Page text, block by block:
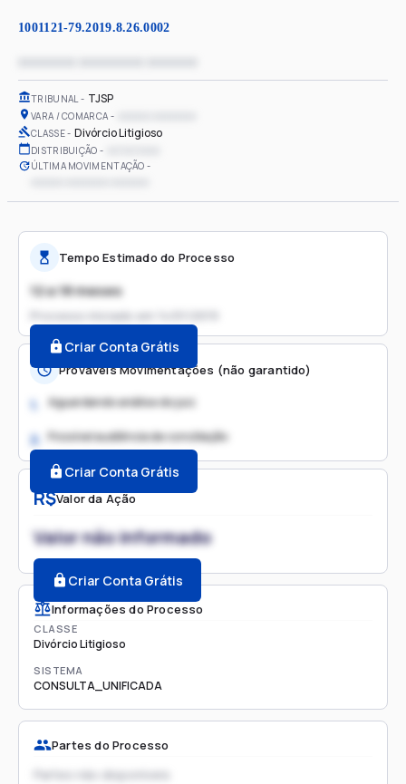
1001121-79.2019.8.26.0002
TRIBUNAL TJSP
VARA / COMARCA
CLASSE Divórcio Litigioso
DISTRIBUIÇÃO
ÚLTIMA MOVIMENTAÇÃO
R$Valor da Ação
Valor não informado
Criar Conta Grátis
Informações do Processo
CLASSE
Divórcio Litigioso
SISTEMA
CONSULTA_UNIFICADA
Partes do Processo
Partes não disponíveis
Tempo Estimado do Processo
12 a 18 meses
Processo iniciado em
Criar Conta Grátis
Prováveis Movimentações (não garantido)
1. Aguardando análise do juiz
2. Possível audiência de conciliação
Criar Conta Grátis